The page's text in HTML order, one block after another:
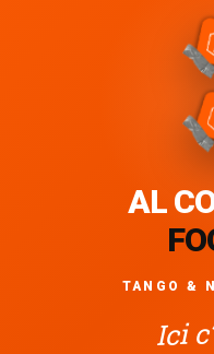
AL
TANGO &
Ici